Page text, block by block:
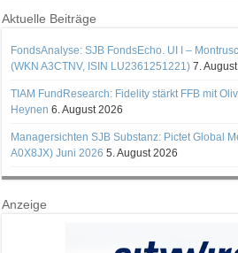
Aktuelle Beiträge
FondsAnalyse: SJB FondsEcho. UI I –
(WKN A3CTNV, ISIN LU2361251221) 7.
TIAM FundResearch: Fidelity stärkt FFB mit
Heynen 6. August 2026
Managersichten SJB Substanz: Pictet Global
A0X8JX) Juni 2026 5. August 2026
Anzeige